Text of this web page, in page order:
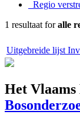
Regio
1 resultaat foralle
Uitgebreide lijst
Het Vlaams